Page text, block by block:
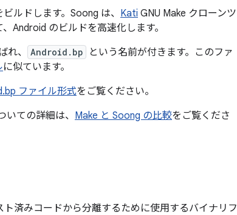
ルドします。 Soong は、 Kati GNU Make クローンツ
Android のビルドを高速化します。
れ、
Android.bp という名前が付きます。
このファ
に似ています。
ファイル形式をご覧ください。
いての詳細は、 Make と Soong の比較をご覧くださ
済みコードから分離するために使用するバイナリフ